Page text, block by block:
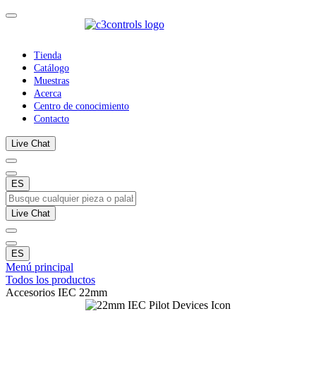
Tienda
Catálogo
Muestras
Acerca
Centro de conocimiento
Contacto
Live Chat
ES
Live Chat
ES
Menú principal
Todos los productos
Accesorios IEC 22mm